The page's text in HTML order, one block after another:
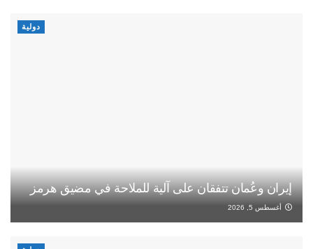
دولية
إيران وعُمان تتفقان على آلية للملاحة في مضيق هرمز
أغسطس 5, 2026